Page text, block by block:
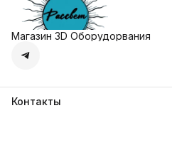
Магазин 3D Оборудорвания
Контакты